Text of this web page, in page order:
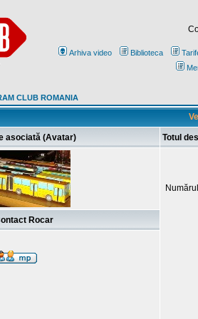
Arhiva video Biblioteca
CLUB ROMANIA
asociată (Avatar) Totul
Rocar